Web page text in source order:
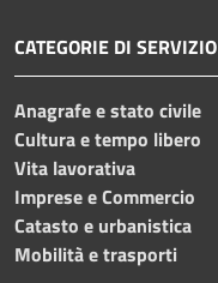
CATEGORIE DI SERVIZIO
Anagrafe e stato civile
Cultura e tempo libero
Vita lavorativa
Imprese e Commercio
Catasto e urbanistica
Mobilità e trasporti